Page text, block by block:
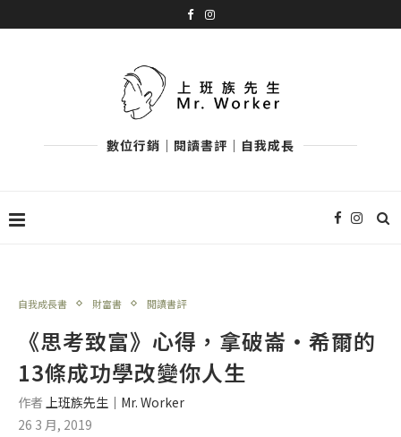
數位行銷｜閱讀書評｜自我成長
自我成長書 財富書 閱讀書評
《思考致富》心得，拿破崙・希爾的
13條成功學改變你人生
作者 上班族先生│Mr. Worker
26 3 月, 2019